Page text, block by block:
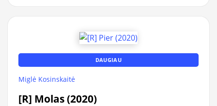
DAUGIAU
Miglė Kosinskaitė
[R] Molas (2020)